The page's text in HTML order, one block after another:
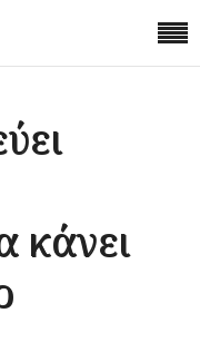
κάνει